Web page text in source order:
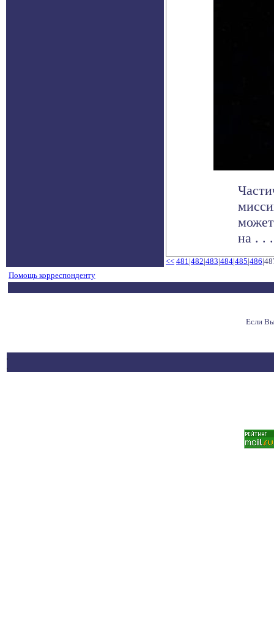
на . . .
<< 481|482|483|484|485|486
Помощь корреспонденту
Если